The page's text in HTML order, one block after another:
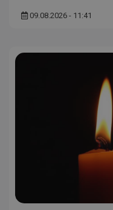
09.08.2026 - 11:41